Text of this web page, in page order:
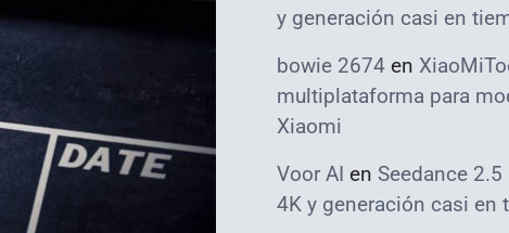
y generación casi en
bowie 2674 en
multiplataforma para
Xiaomi
Voor AI en Seedance
4K y generación casi en